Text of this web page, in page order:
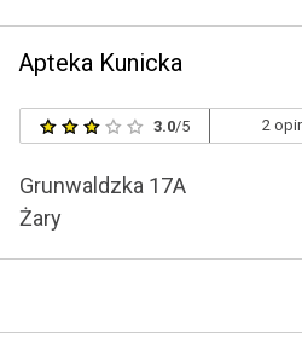
Apteka Kunicka
3.0/5 2
Grunwaldzka 17A
Żary